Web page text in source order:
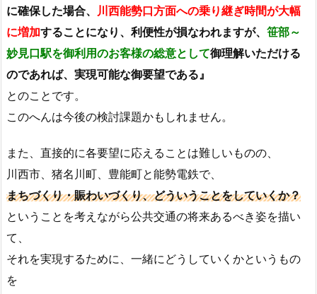
に確保した場合、
川西能勢口方面への乗り継ぎ時間が大幅
に増加することになり、利便性が損なわれますが、 笹部～
妙見口駅を御利用のお客様の総意として御理解いただける
のであれば、実現可能な御要望である』
とのことです。
このへんは今後の検討課題かもしれません。
また、直接的に各要望に応えることは難しいものの、
川西市、猪名川町、豊能町と能勢電鉄で、
まちづくり・賑わいづくり、どういうことをしていくか？
ということを考えながら公共交通の将来あるべき姿を描い
て、
それを実現するために、一緒にどうしていくかというもの
を